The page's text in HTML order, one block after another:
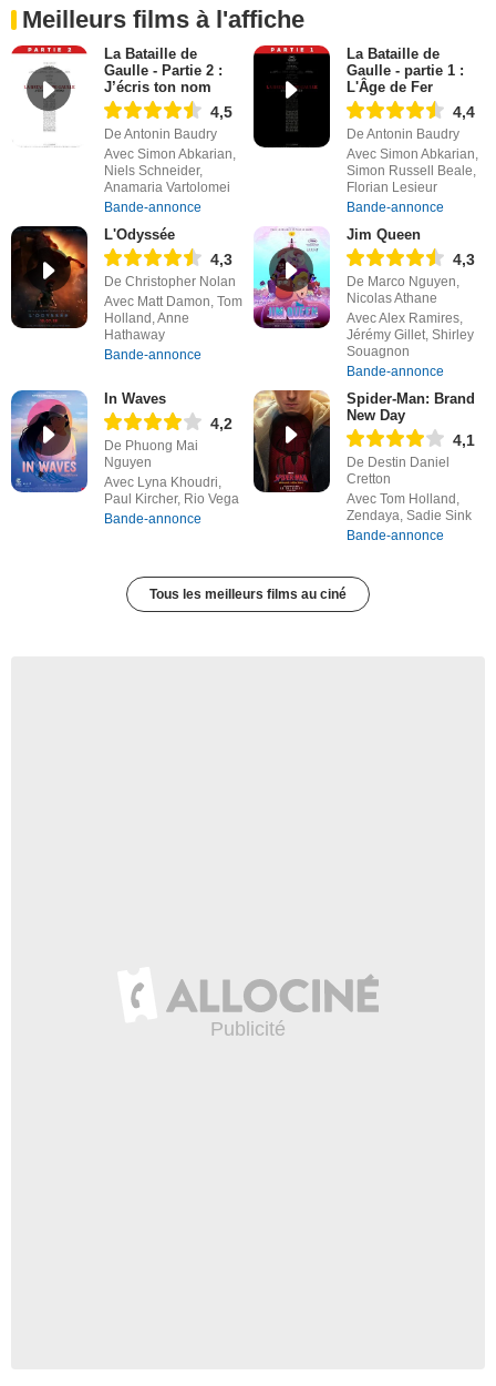
Meilleurs films à l'affiche
La Bataille de
Gaulle - Partie 2 :
J’écris ton nom
4,5
De Antonin Baudry
Avec Simon Abkarian,
Niels Schneider,
Anamaria Vartolomei
Bande-annonce
La Bataille de
Gaulle - partie 1 :
L'Âge de Fer
4,4
De Antonin Baudry
Avec Simon Abkarian,
Simon Russell Beale,
Florian Lesieur
Bande-annonce
L'Odyssée
4,3
De Christopher Nolan
Avec Matt Damon, Tom
Holland, Anne
Hathaway
Bande-annonce
Jim Queen
4,3
De Marco Nguyen,
Nicolas Athane
Avec Alex Ramires,
Jérémy Gillet, Shirley
Souagnon
Bande-annonce
In Waves
4,2
De Phuong Mai
Nguyen
Avec Lyna Khoudri,
Paul Kircher, Rio Vega
Bande-annonce
Spider-Man: Brand
New Day
4,1
De Destin Daniel
Cretton
Avec Tom Holland,
Zendaya, Sadie Sink
Bande-annonce
Tous les meilleurs films au ciné